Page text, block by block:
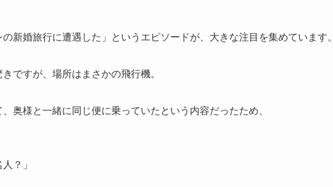
新婚旅行に遭遇した」というエピソードが、大きな注目を集めています。
ですが、場所はまさかの飛行機。
奥様と一緒に同じ便に乗っていたという内容だったため、
？」